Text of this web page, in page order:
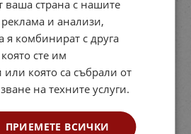
ваша страна с нашите
и анализи,
я комбинират с друга
сте им
или която са събрали от
на техните услуги.
ПРИЕМЕТЕ ВСИЧКИ